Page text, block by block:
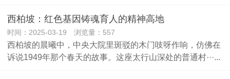
西柏坡：红色基因铸魂育人的精神高地
时间：2025-03-19 浏览量：557
西柏坡的晨曦中，中央大院里斑驳的木门吱呀作响，仿佛在
诉说1949年那个春天的故事。这座太行山深处的普通村···...